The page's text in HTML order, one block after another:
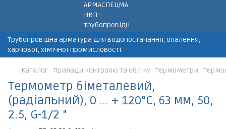
Трубопровідна арматура для водопостачання, опалення,
харчової, хімічної промисловості.
Каталог Прилади контролю та обліку Термометри
Термометр біметалевий,
(радіальний), 0 ... + 120°C, 63 мм, 50,
2.5, G-1/2 "